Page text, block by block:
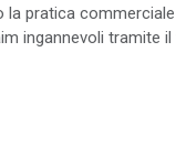
la pratica
ingannevoli tramite